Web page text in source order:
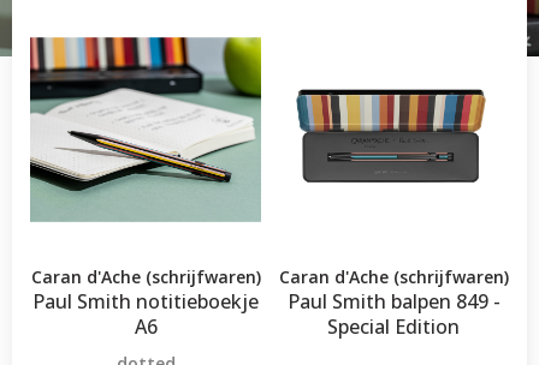
Caran d'Ache (schrijfwaren)
Paul Smith notitieboekje
A6
Caran d'Ache (schrijfwaren)
Paul Smith balpen 849 -
Special Edition